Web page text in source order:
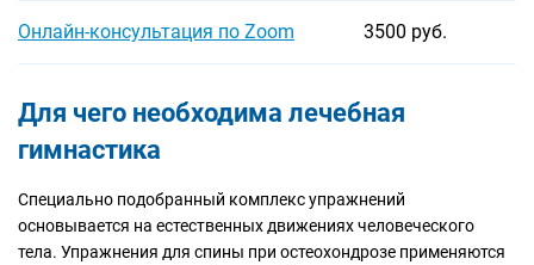
Онлайн-консультация по Zoom 3500 руб.
Для чего необходима лечебная
гимнастика
Специально подобранный комплекс упражнений
основывается на естественных движениях человеческого
тела. Упражнения для спины при остеохондрозе применяются